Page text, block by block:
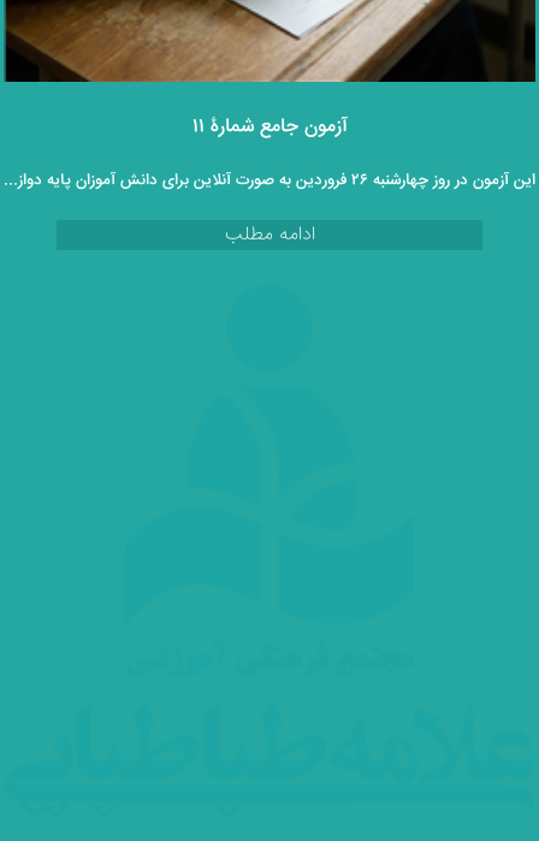
آزمون جامع شمارۀ ۱۱
این آزمون در روز چهارشنبه ۲۶ فروردین به صورت آنلاین برای دانش آموزان پایه دوازدهم برگزار خواهد گردید.
ادامه مطلب